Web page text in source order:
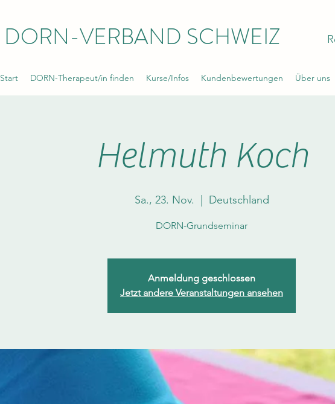
DORN-VERBAND SCHWEIZ
Start DORN-Therapeut/in finden Kurse/Infos Kundenbewertungen Über uns
Helmuth Koch
Sa., 23. Nov.
  |
Deutschland
DORN-Grundseminar
Anmeldung geschlossen
Jetzt andere Veranstaltungen ansehen